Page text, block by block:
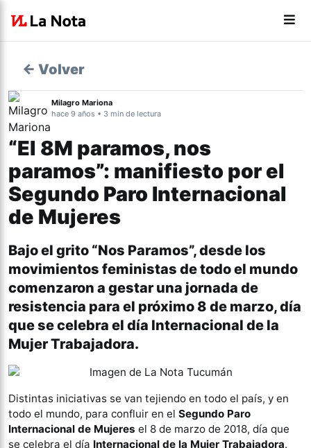
← Volver
Milagro Mariona
hace 9 años • 3 min de lectura
“El 8M paramos, nos
paramos”: manifiesto por el
Segundo Paro Internacional
de Mujeres
Bajo el grito “Nos Paramos”, desde los
movimientos feministas de todo el mundo
comenzaron a gestar una jornada de
resistencia para el próximo 8 de marzo, día
que se celebra el día Internacional de la
Mujer Trabajadora.
Distintas iniciativas se van tejiendo en todo el país, y en
todo el mundo, para confluir en el Segundo Paro
Internacional de Mujeres el 8 de marzo de 2018, día que
se celebra el día Internacional de la Mujer Trabajadora.